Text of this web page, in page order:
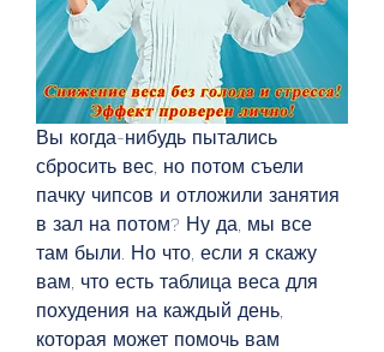
Вы когда-нибудь пытались
сбросить вес, но потом съели
пачку чипсов и отложили занятия
в зал на потом? Ну да, мы все
там были. Но что, если я скажу
вам, что есть таблица веса для
похудения на каждый день,
которая может помочь вам